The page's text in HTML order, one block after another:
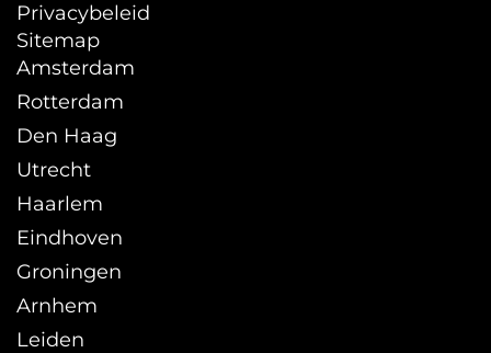
Privacybeleid
Sitemap
Amsterdam
Rotterdam
Den Haag
Utrecht
Haarlem
Eindhoven
Groningen
Arnhem
Leiden